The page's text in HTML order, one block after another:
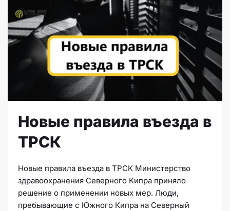
Новые правила въезда в
ТРСК
Новые правила въезда в ТРСК Министерство
здравоохранения Северного Кипра приняло
решение о применении новых мер. Люди,
пребывающие с Южного Кипра на Северный